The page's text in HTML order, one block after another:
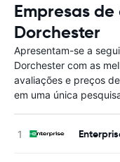
Empresas
Dorchester
Apresentam-se a
Dorchester com as
avaliações e preços
em uma única